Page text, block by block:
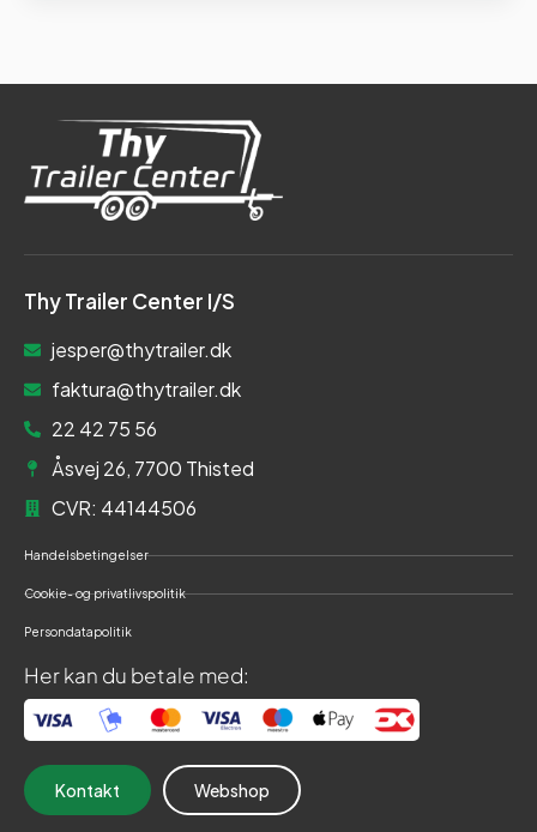
Thy Trailer Center I/S
jesper@thytrailer.dk
faktura@thytrailer.dk
22 42 75 56
Åsvej 26, 7700 Thisted
CVR: 44144506
Handelsbetingelser
Cookie- og privatlivspolitik
Persondatapolitik
Her kan du betale med:
Kontakt Webshop